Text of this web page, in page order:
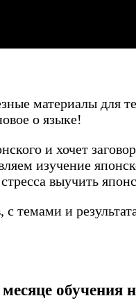
материалы для
о языке!
и хочет
изучение
выучить
темами и